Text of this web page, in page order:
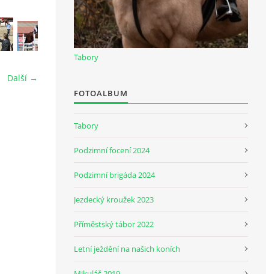
Další →
Tabory
FOTOALBUM
Tabory
Podzimní focení 2024
Podzimní brigáda 2024
Jezdecký kroužek 2023
Příměstský tábor 2022
Letní ježdění na našich koních